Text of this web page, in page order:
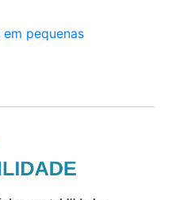
pequenas